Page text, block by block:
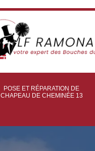
POSE ET RÉPARATION DE
CHAPEAU DE CHEMINÉE 13